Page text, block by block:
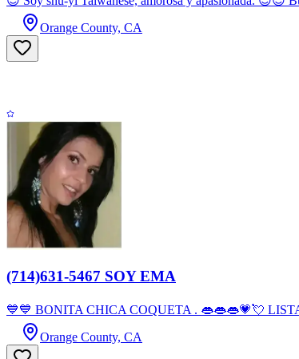
Orange County, CA
(714)631-5467 SOY EMA
💙💙 BONITA CHICA COQUETA . 👄👄👄💗💘
Orange County, CA